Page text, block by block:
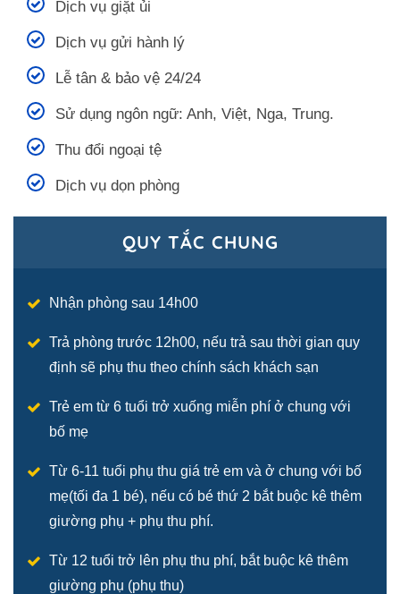
Dịch vụ giặt ủi
Dịch vụ gửi hành lý
Lễ tân & bảo vệ 24/24
Sử dụng ngôn ngữ: Anh, Việt, Nga, Trung.
Thu đổi ngoại tệ
Dịch vụ dọn phòng
QUY TẮC CHUNG
Nhận phòng sau 14h00
Trả phòng trước 12h00, nếu trả sau thời gian quy
định sẽ phụ thu theo chính sách khách sạn
Trẻ em từ 6 tuổi trở xuống miễn phí ở chung với
bố mẹ
Từ 6-11 tuổi phụ thu giá trẻ em và ở chung với bố
mẹ(tối đa 1 bé), nếu có bé thứ 2 bắt buộc kê thêm
giường phụ + phụ thu phí.
Từ 12 tuổi trở lên phụ thu phí, bắt buộc kê thêm
giường phụ (phụ thu)